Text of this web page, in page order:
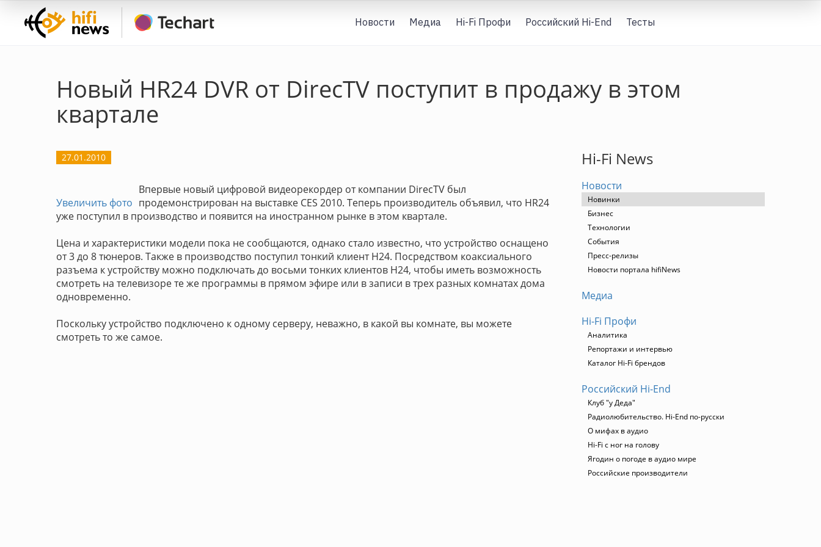
Новости Медиа Hi-Fi Профи Российский Hi-End Тесты
Новый HR24 DVR от DirecTV поступит в продажу в этом
квартале
27.01.2010
Увеличить фото
Впервые новый цифровой видеорекордер от компании DirecTV был
продемонстрирован на выставке CES 2010. Теперь производитель объявил, что HR24
уже поступил в производство и появится на иностранном рынке в этом квартале.
Цена и характеристики модели пока не сообщаются, однако стало известно, что устройство оснащено
от 3 до 8 тюнеров. Также в производство поступил тонкий клиент H24. Посредством коаксиального
разъема к устройству можно подключать до восьми тонких клиентов H24, чтобы иметь возможность
смотреть на телевизоре те же программы в прямом эфире или в записи в трех разных комнатах дома
одновременно.
Поскольку устройство подключено к одному серверу, неважно, в какой вы комнате, вы можете
смотреть то же самое.
Hi-Fi News
Новости
Новинки
Бизнес
Технологии
События
Пресс-релизы
Новости портала hifiNews
Медиа
Hi-Fi Профи
Аналитика
Репортажи и интервью
Каталог Hi-Fi брендов
Российский Hi-End
Клуб "у Деда"
Радиолюбительство. Hi-End по-русски
О мифах в аудио
Hi-Fi с ног на голову
Ягодин о погоде в аудио мире
Российские производители